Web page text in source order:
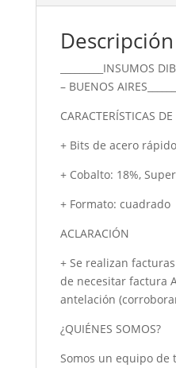
Descripción
_________INSUMOS
– BUENOS
CARACTERÍSTICAS
+ Bits de acero
+ Cobalto: 18%,
+ Formato: cuadrado
ACLARACIÓN
+ Se realizan facturas
de necesitar factura
antelación
¿QUIÉNES SOMOS?
Somos un equipo de